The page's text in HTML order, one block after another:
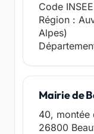
Code
Région :
Alpes)
Mairie de
40, montée
26800